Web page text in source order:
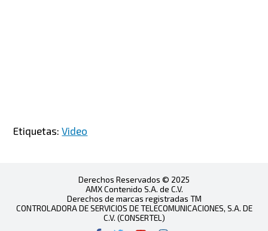
Etiquetas:Video
Derechos Reservados © 2025
AMX Contenido S.A. de C.V.
Derechos de marcas registradas TM
CONTROLADORA DE SERVICIOS DE TELECOMUNICACIONES, S.A. DE
C.V. (CONSERTEL)